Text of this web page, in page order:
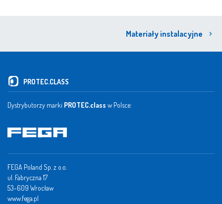
Materiały instalacyjne
PROTEC.CLASS
Dystrybutorzy marki PROTEC.class w Polsce:
FEGA Poland Sp. z o.o.
ul. Fabryczna 17
53-609 Wrocław
www.fega.pl